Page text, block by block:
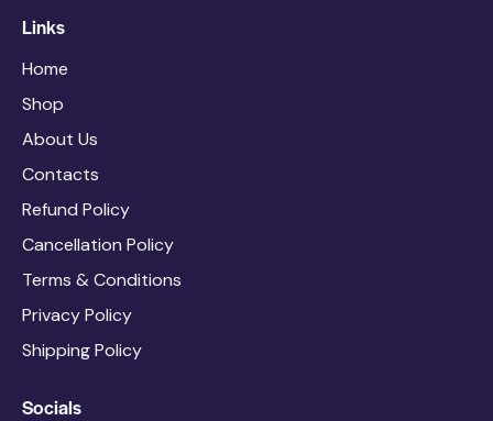
Links
Home
Shop
About Us
Contacts
Refund Policy
Cancellation Policy
Terms & Conditions
Privacy Policy
Shipping Policy
Socials